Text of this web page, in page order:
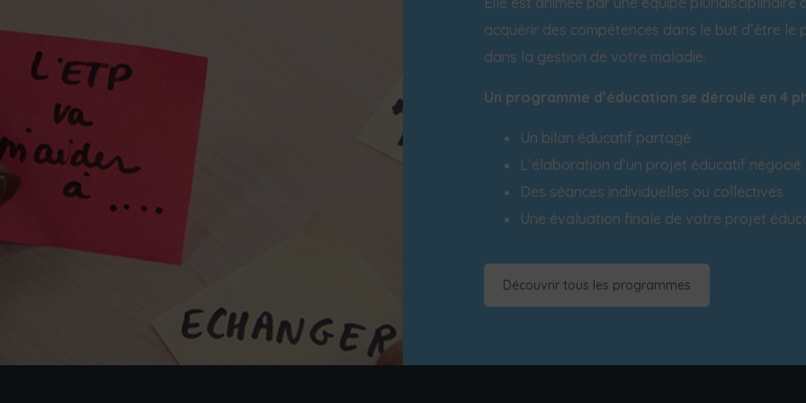
acquérir des compétences dans le but d’être le
dans la gestion de votre maladie.
Un programme d’éducation se déroule en 4
Un bilan éducatif partagé
L’élaboration d’un projet éducatif négocié
Des séances individuelles ou collectives
Une évaluation finale de votre projet
Découvrir tous les programmes